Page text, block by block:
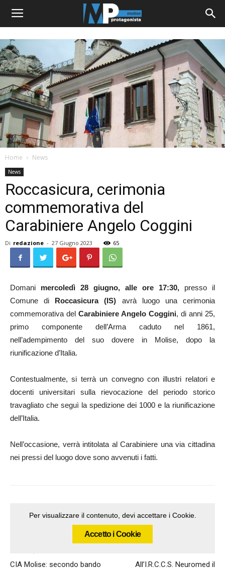
Home News
News
Roccasicura, cerimonia
commemorativa del
Carabiniere Angelo Coggini
Di redazione - 27 Giugno 2023 65
Domani mercoledì 28 giugno, alle ore 17:30, presso il
Comune di Roccasicura (IS) avrà luogo una cerimonia
commemorativa del Carabiniere Angelo Coggini, di anni 25,
primo componente dell’Arma caduto nel 1861,
nell’adempimento del suo dovere in Molise, dopo la
riunificazione d’Italia.
Contestualmente, si terrà un convegno con illustri relatori e
docenti universitari sulla rievocazione del periodo storico
travagliato che seguì la spedizione dei 1000 e la riunificazione
dell’Italia.
Nell’occasione, verrà intitolata al Carabiniere una via cittadina
nei pressi del luogo dove sono avvenuti i fatti.
Per visualizzare il contenuto, devi accettare i Cookie.
Accetto i Cookie
CIA Molise: secondo bando
All’I.R.C.C.S. Neuromed il